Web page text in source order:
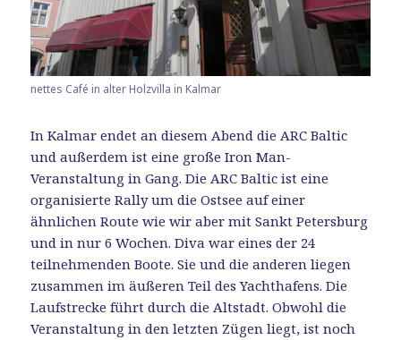
nettes Café in alter Holzvilla in Kalmar
In Kalmar endet an diesem Abend die ARC Baltic
und außerdem ist eine große Iron Man-
Veranstaltung in Gang. Die ARC Baltic ist eine
organisierte Rally um die Ostsee auf einer
ähnlichen Route wie wir aber mit Sankt Petersburg
und in nur 6 Wochen. Diva war eines der 24
teilnehmenden Boote. Sie und die anderen liegen
zusammen im äußeren Teil des Yachthafens. Die
Laufstrecke führt durch die Altstadt. Obwohl die
Veranstaltung in den letzten Zügen liegt, ist noch